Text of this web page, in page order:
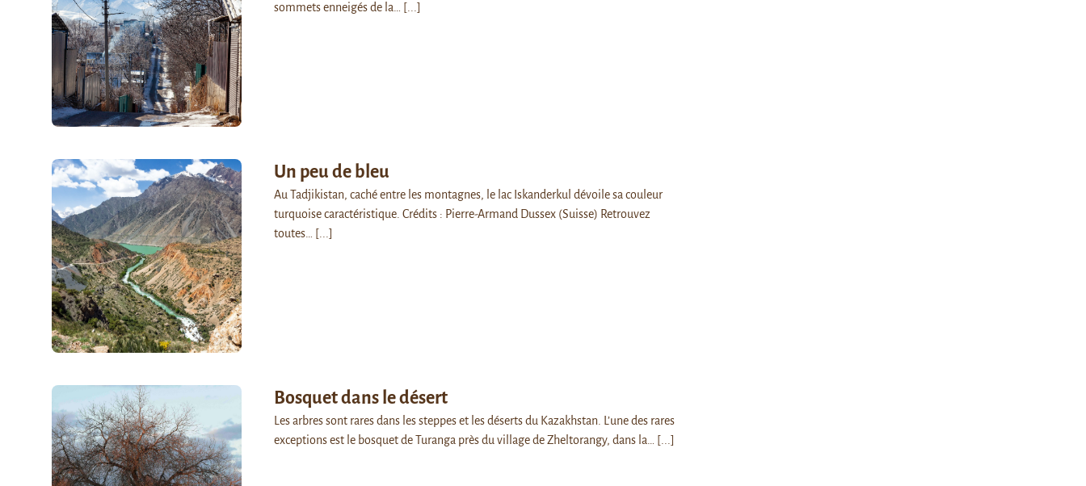
sommets enneigés de la…
[...]
Un peu de bleu
Au Tadjikistan, caché entre les montagnes, le lac Iskanderkul dévoile sa couleur
turquoise caractéristique. Crédits : Pierre-Armand Dussex (Suisse) Retrouvez
toutes…
[...]
Bosquet dans le désert
Les arbres sont rares dans les steppes et les déserts du Kazakhstan. L’une des rares
exceptions est le bosquet de Turanga près du village de Zheltorangy, dans la…
[...]